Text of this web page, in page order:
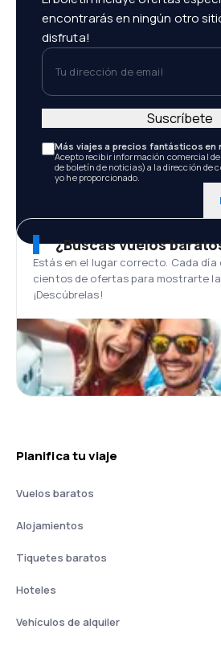
encontrarás en ningún otro
disfruta!
Tu dirección de email
Más viajes a precios fantásticos en
Acepto recibir información comercial de
de boletín de noticias) a la dirección de
yo he proporcionado.
Suscríbete
¿Buscas vuelos
Estás en el lugar correcto. Cada día
cientos de ofertas para mostrarte
¡Descúbrelas!
Planifica tu viaje
Vuelos baratos
Alojamientos
Tiquetes baratos
Hoteles
Vehículos de alquiler